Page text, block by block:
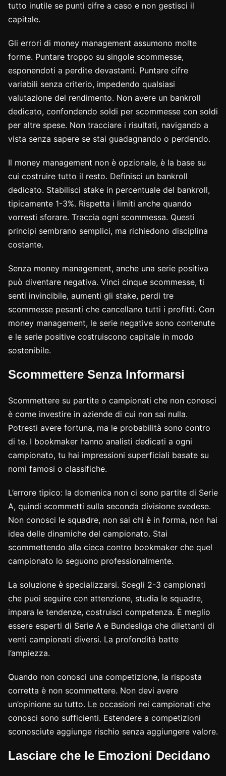
tutto inutile se punti cifre a caso e non gestisci il
capitale.
Gli errori di money management assumono molte
forme. Puntare troppo su singole scommesse,
esponendoti a perdite devastanti. Puntare cifre
variabili senza criterio, impedendo qualsiasi
valutazione del rendimento. Non avere un bankroll
dedicato, confondendo soldi per scommesse con soldi
per altre spese. Non tracciare i risultati, navigando a
vista senza sapere se stai guadagnando o perdendo.
Il money management non è opzionale, è la base su
cui costruire tutto il resto. Definisci un bankroll
dedicato. Stabilisci stake in percentuale del bankroll,
tipicamente 1-3%. Rispetta i limiti anche quando
vorresti sforare. Traccia ogni scommessa. Questi
principi sembrano semplici, ma richiedono disciplina
costante.
Senza money management, anche una serie positiva
può diventare negativa. Vinci cinque scommesse, ti
senti invincibile, aumenti gli stake, perdi tre
scommesse pesanti che cancellano tutti i profitti. Con
money management, le serie negative sono contenute
e le serie positive costruiscono capitale in modo
sostenibile.
Scommettere Senza Informarsi
Scommettere su partite o campionati che non conosci
è come investire in aziende di cui non sai nulla.
Potresti avere fortuna, ma le probabilità sono contro
di te. I bookmaker hanno analisti dedicati a ogni
campionato, tu hai impressioni superficiali basate su
nomi famosi o classifiche.
L’errore tipico: la domenica non ci sono partite di Serie
A, quindi scommetti sulla seconda divisione svedese.
Non conosci le squadre, non sai chi è in forma, non hai
idea delle dinamiche del campionato. Stai
scommettendo alla cieca contro bookmaker che quel
campionato lo seguono professionalmente.
La soluzione è specializzarsi. Scegli 2-3 campionati
che puoi seguire con attenzione, studia le squadre,
impara le tendenze, costruisci competenza. È meglio
essere esperti di Serie A e Bundesliga che dilettanti di
venti campionati diversi. La profondità batte
l’ampiezza.
Quando non conosci una competizione, la risposta
corretta è non scommettere. Non devi avere
un’opinione su tutto. Le occasioni nei campionati che
conosci sono sufficienti. Estendere a competizioni
sconosciute aggiunge rischio senza aggiungere valore.
Lasciare che le Emozioni Decidano